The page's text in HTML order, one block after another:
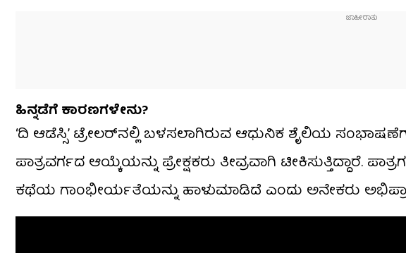
ಹಿನ್ನಡೆಗೆ ಕಾರಣಗಳೇನು?
‘ದಿ ಆಡೆಸ್ಸಿ’ ಟ್ರೇಲರ್‌ನಲ್ಲಿ ಬಳಸಲಾಗಿರುವ ಆಧುನಿಕ ಶೈಲಿಯ
ಪಾತ್ರವರ್ಗದ ಆಯ್ಕೆಯನ್ನು ಪ್ರೇಕ್ಷಕರು ತೀವ್ರವಾಗಿ ಟೀಕಿಸುತ್ತಿದ್ದಾರೆ.
ಕಥೆಯ ಗಾಂಭೀರ್ಯತೆಯನ್ನು ಹಾಳುಮಾಡಿದೆ ಎಂದು ಅನೇಕರು